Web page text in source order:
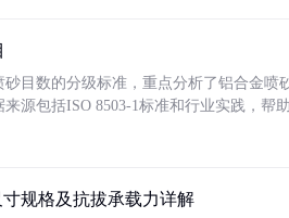
目数的分级标准，重点分析了铝合金喷
源包括ISO 8503-1标准和行业实践，帮
规格及抗拔承载力详解